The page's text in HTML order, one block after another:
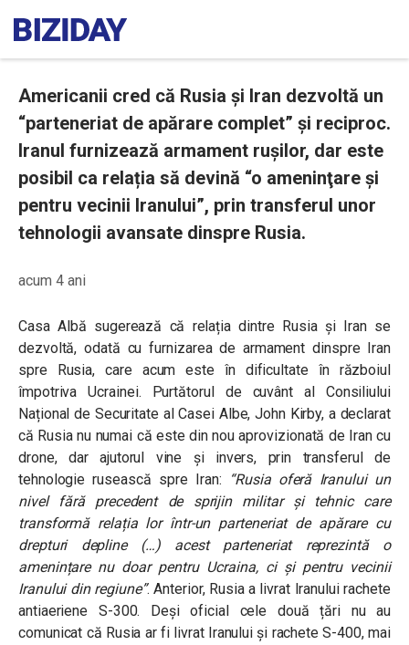
Americanii cred că Rusia şi Iran dezvoltă un
“parteneriat de apărare complet” și reciproc.
Iranul furnizează armament ruşilor, dar este
posibil ca relația să devină “o ameninţare şi
pentru vecinii Iranului”, prin transferul unor
tehnologii avansate dinspre Rusia.
acum 4 ani
Casa Albă sugerează că relația dintre Rusia și Iran se
dezvoltă, odată cu furnizarea de armament dinspre Iran
spre Rusia, care acum este în dificultate în războiul
împotriva Ucrainei. Purtătorul de cuvânt al Consiliului
Național de Securitate al Casei Albe, John Kirby, a declarat
că Rusia nu numai că este din nou aprovizionată de Iran cu
drone, dar ajutorul vine și invers, prin transferul de
tehnologie rusească spre Iran: “Rusia oferă Iranului un
nivel fără precedent de sprijin militar și tehnic care
transformă relația lor într-un parteneriat de apărare cu
drepturi depline (…) acest parteneriat reprezintă o
amenințare nu doar pentru Ucraina, ci și pentru vecinii
Iranului din regiune”.Anterior, Rusia a livrat Iranului rachete
antiaeriene S-300. Deși oficial cele două țări nu au
comunicat că Rusia ar fi livrat Iranului și rachete S-400, mai